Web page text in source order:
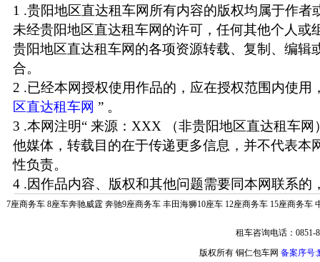
1 .贵阳地区直达租车网所有内容的版权均属于作者
未经贵阳地区直达租车网的许可，任何其他个人或
贵阳地区直达租车网的各项资源转载、复制、编辑
合。
2 .已经本网授权使用作品的，应在授权范围内使用
区直达租车网 ” 。
3 .本网注明“ 来源：XXX （非贵阳地区直达租车网
他媒体，转载目的在于传递更多信息，并不代表本
性负责。
4 .因作品内容、版权和其他问题需要同本网联系的
7座商务车 8座车奔驰威霆 奔驰9座商务车 丰田海狮10座车 12座商务车 15座商务车
租车咨询电话：0851-
版权所有 铜仁包车网 备案序号: